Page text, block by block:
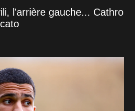
l'arrière gauche... Cathro